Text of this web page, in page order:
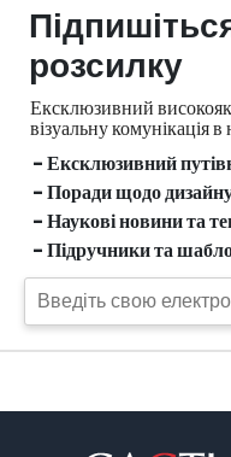
розсилку
Ексклюзивний
візуальнукомунікація в
- Ексклюзивний
- Поради щодо
- Наукові новини та
- Підручники та